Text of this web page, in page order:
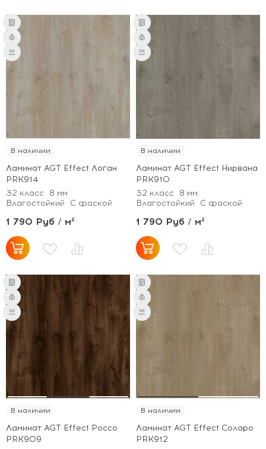
В наличии
Ламинат AGT Effect Логан
PRK914
32 класс
8 мм
Влагостойкий
С фаской
1 790 Руб / м²
В наличии
Ламинат AGT Effect Нирвана
PRK910
32 класс
8 мм
Влагостойкий
С фаской
1 790 Руб / м²
В наличии
Ламинат AGT Effect Россо
PRK909
В наличии
Ламинат AGT Effect Соларо
PRK912